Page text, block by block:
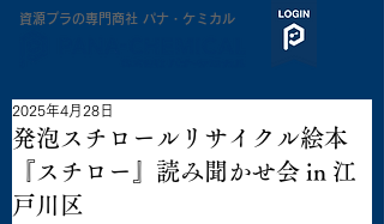
​資源プラの専門商社 パナ・ケミカル
発泡スチロールリサイクル絵本
『スチロー』読み聞かせ会 in 江
戸川区
2025年4月28日